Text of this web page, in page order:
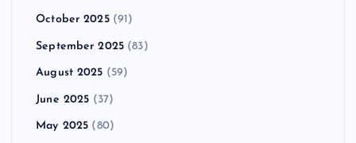
October 2025(91)
September 2025 (83)
August 2025 (59)
June 2025 (37)
May 2025 (80)